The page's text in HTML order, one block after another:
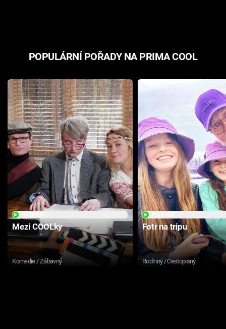
POPULÁRNÍ POŘADY NA PRIMA COOL
Mezi COOLky
Komedie / Zábavný
Fotr na tripu
Rodinný / Cestopisný